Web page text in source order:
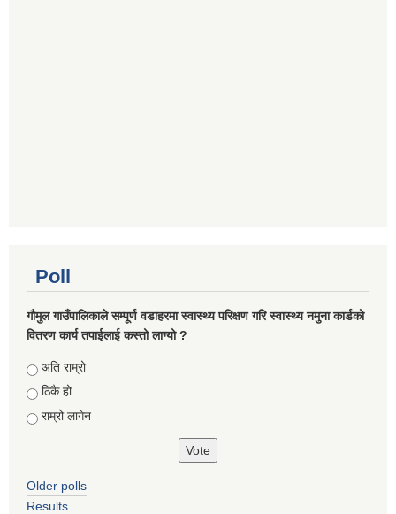
Poll
गौमुल गाउँपालिकाले सम्पूर्ण वडाहरमा स्वास्थ्य परिक्षण गरि स्वास्थ्य नमुना कार्डको
वितरण कार्य तपाईलाई कस्तो लाग्यो ?
Choices
अति राम्रो
ठिकै हो
राम्रो लागेन
Older polls
Results